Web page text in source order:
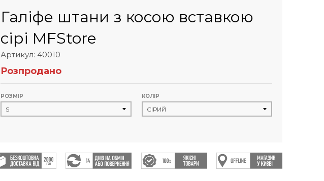
Галіфе штани з косою вставкою
сірі MFStore
Артикул: 40010
Розпродано
РОЗМІР КОЛІР